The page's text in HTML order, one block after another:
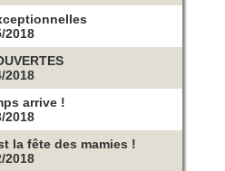
2018
2018
arrive !
2018
la fête des mamies !
2018